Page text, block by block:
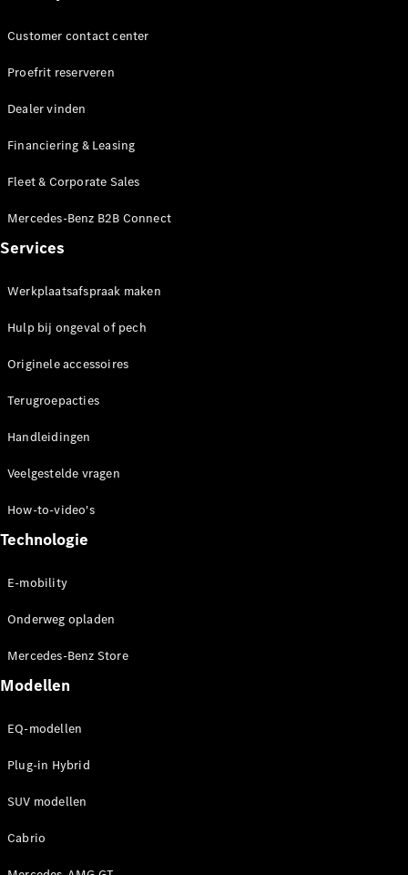
en
Autonoom
Rijassistentiesystemen
MBUX
Over-the-
Design en
cars
mobiliteit
Duurzaamheid
Mercedes-
Benz
Nederland
Mercedes-
Werken bij
Customer contact center
Proefrit reserveren
Dealer vinden
Financiering & Leasing
Fleet & Corporate Sales
Mercedes-Benz B2B Connect
Services
Werkplaatsafspraak maken
Hulp bij ongeval of pech
Originele accessoires
Terugroepacties
Handleidingen
Veelgestelde vragen
How-to-video's
Technologie
E-mobility
Onderweg opladen
Mercedes-Benz Store
Modellen
EQ-modellen
Plug-in Hybrid
SUV modellen
Cabrio